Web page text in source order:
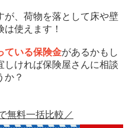
が、荷物を落として床や壁
使えます！
ている保険金があるかもし
しければ保険屋さんに相談
か？
無料一括比較／